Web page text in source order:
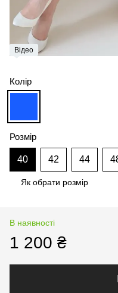
Відео
Колір
Розмір
40 42 44
Як обрати розмір
В наявності
1 200 ₴